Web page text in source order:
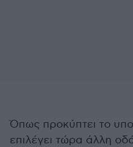
Όπως προκύπτει το
επιλέγει τώρα άλλη